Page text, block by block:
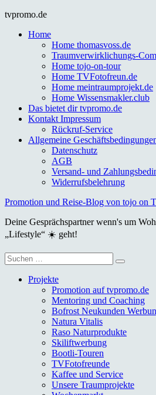
Skip
content
tvpromo.de
Home
Home thomasvoss.de
Traumverwirklichungs-
Home tojo-on-tour
Home TVFotofreun.de
Home meintraumprojekt.de
Home Wissensmakler.club
Das bietet dir tvpromo.de
Kontakt Impressum
Rückruf-Service
Allgemeine
Datenschutz
AGB
Versand- und
Widerrufsbelehrung
Promotion und Reise-Blog von tojo on
Deine Gesprächspartner wenn's um
„Lifestyle“ ☀️ geht!
Suche
nach:
Projekte
Promotion auf tvpromo.de
Mentoring und Coaching
Bofrost Neukunden
Natura Vitalis
Raso Naturprodukte
Skiliftwerbung
Bootli-Touren
TVFotofreunde
Kaffee und Service
Unsere Traumprojekte